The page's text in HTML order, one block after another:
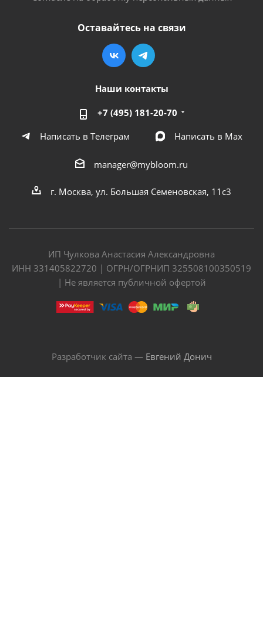
Оставайтесь на связи
Наши контакты
+7 (495) 181-20-70
Написать в Телеграм
Написать в Мах
manager@mybloom.ru
г. Москва, ул. Большая Семеновская, 11с3
ИП Чулкова Анастасия Александровна
ИНН 331405822720 | ОГРН/ОГРНИП 325508100350519
| Не является публичной офертой
Разработчик сайта — Евгений Донич